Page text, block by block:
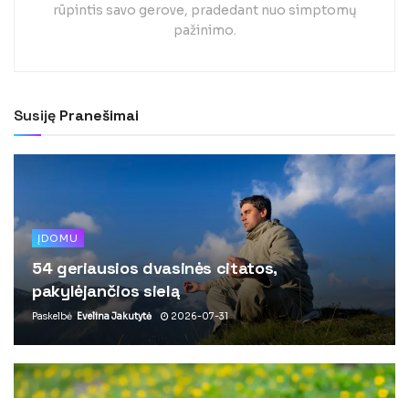
rūpintis savo gerove, pradedant nuo simptomų
pažinimo.
Susiję Pranešimai
ĮDOMU
54 geriausios dvasinės citatos,
pakylėjančios sielą
Paskelbė Evelina Jakutytė 2026-07-31